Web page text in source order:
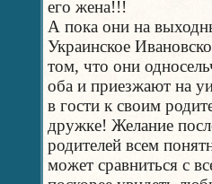
его жена!!!
А пока они на
Украинское
том, что они
оба и приезжают на
в гости к своим
дружке! Желание
родителей всем
может сравниться с